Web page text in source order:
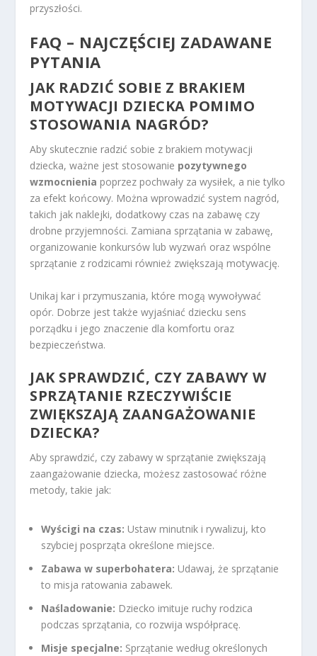
przyszłości.
FAQ – NAJCZĘŚCIEJ ZADAWANE
PYTANIA
JAK RADZIĆ SOBIE Z BRAKIEM
MOTYWACJI DZIECKA POMIMO
STOSOWANIA NAGRÓD?
Aby skutecznie radzić sobie z brakiem motywacji
dziecka, ważne jest stosowanie pozytywnego
wzmocnienia poprzez pochwały za wysiłek, a nie tylko
za efekt końcowy. Można wprowadzić system nagród,
takich jak naklejki, dodatkowy czas na zabawę czy
drobne przyjemności. Zamiana sprzątania w zabawę,
organizowanie konkursów lub wyzwań oraz wspólne
sprzątanie z rodzicami również zwiększają motywację.
Unikaj kar i przymuszania, które mogą wywoływać
opór. Dobrze jest także wyjaśniać dziecku sens
porządku i jego znaczenie dla komfortu oraz
bezpieczeństwa.
JAK SPRAWDZIĆ, CZY ZABAWY W
SPRZĄTANIE RZECZYWIŚCIE
ZWIĘKSZAJĄ ZAANGAŻOWANIE
DZIECKA?
Aby sprawdzić, czy zabawy w sprzątanie zwiększają
zaangażowanie dziecka, możesz zastosować różne
metody, takie jak:
Wyścigi na czas: Ustaw minutnik i rywalizuj, kto
szybciej posprząta określone miejsce.
Zabawa w superbohatera: Udawaj, że sprzątanie
to misja ratowania zabawek.
Naśladowanie: Dziecko imituje ruchy rodzica
podczas sprzątania, co rozwija współpracę.
Misje specjalne: Sprzątanie według określonych